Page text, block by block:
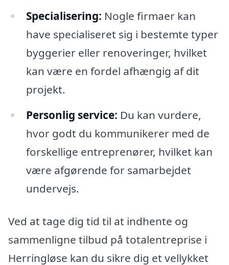
Specialisering: Nogle firmaer kan
have specialiseret sig i bestemte typer
byggerier eller renoveringer, hvilket
kan være en fordel afhængig af dit
projekt.
Personlig service: Du kan vurdere,
hvor godt du kommunikerer med de
forskellige entreprenører, hvilket kan
være afgørende for samarbejdet
undervejs.
Ved at tage dig tid til at indhente og
sammenligne tilbud på totalentreprise i
Herringløse kan du sikre dig et vellykket